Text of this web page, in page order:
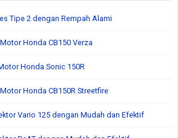
Tipe 2 dengan Rempah Alami
Honda CB150 Verza
Honda Sonic 150R
Honda CB150R Streetfire
Vario 125 dengan Mudah dan Efektif